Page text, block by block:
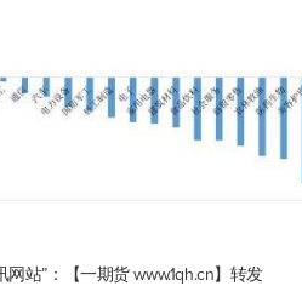
站”：【一期货 www.1qh.cn】转发